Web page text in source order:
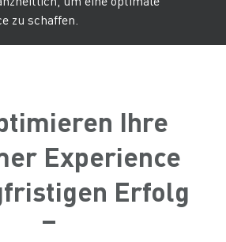
zu schaffen.
Ihre
Experience
Erfolg